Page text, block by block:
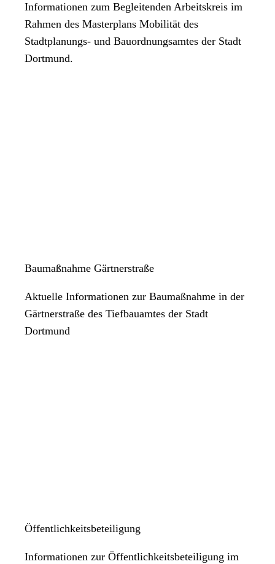
Informationen zum Begleitenden Arbeitskreis im
Rahmen des Masterplans Mobilität des
Stadtplanungs- und Bauordnungsamtes der Stadt
Dortmund.
Baumaßnahme Gärtnerstraße
Aktuelle Informationen zur Baumaßnahme in der
Gärtnerstraße des Tiefbauamtes der Stadt
Dortmund
Öffentlichkeitsbeteiligung
Informationen zur Öffentlichkeitsbeteiligung im